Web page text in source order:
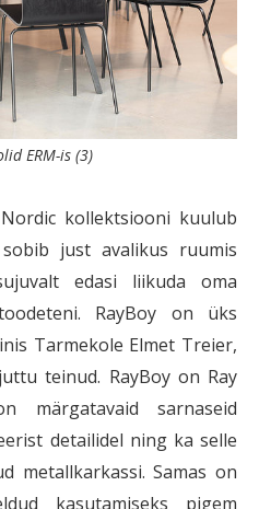
ERM-is (3)
kollektsiooni kuulub
just avalikus ruumis
edasi liikuda oma
RayBoy on üks
Tarmekole Elmet Treier,
teinud. RayBoy on Ray
märgatavaid sarnaseid
detailidel ning ka selle
metallkarkassi. Samas on
kasutamiseks pigem